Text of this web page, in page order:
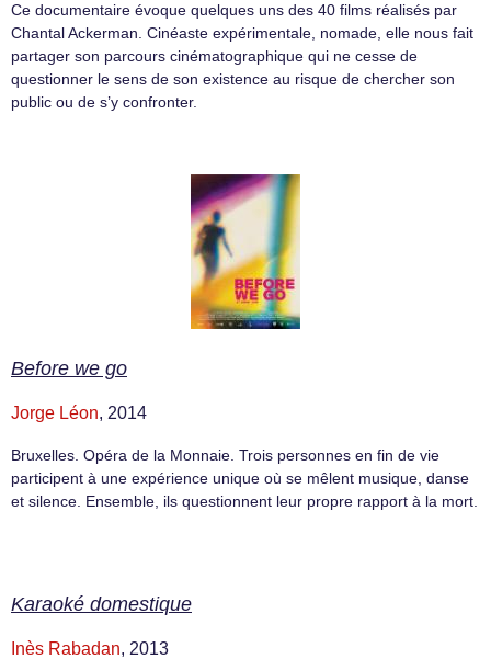
Ce documentaire évoque quelques uns des 40 films réalisés par
Chantal Ackerman. Cinéaste expérimentale, nomade, elle nous fait
partager son parcours cinématographique qui ne cesse de
questionner le sens de son existence au risque de chercher son
public ou de s’y confronter.
Before we go
Jorge Léon, 2014
Bruxelles. Opéra de la Monnaie. Trois personnes en fin de vie
participent à une expérience unique où se mêlent musique, danse
et silence. Ensemble, ils questionnent leur propre rapport à la mort.
Karaoké domestique
Inès Rabadan, 2013